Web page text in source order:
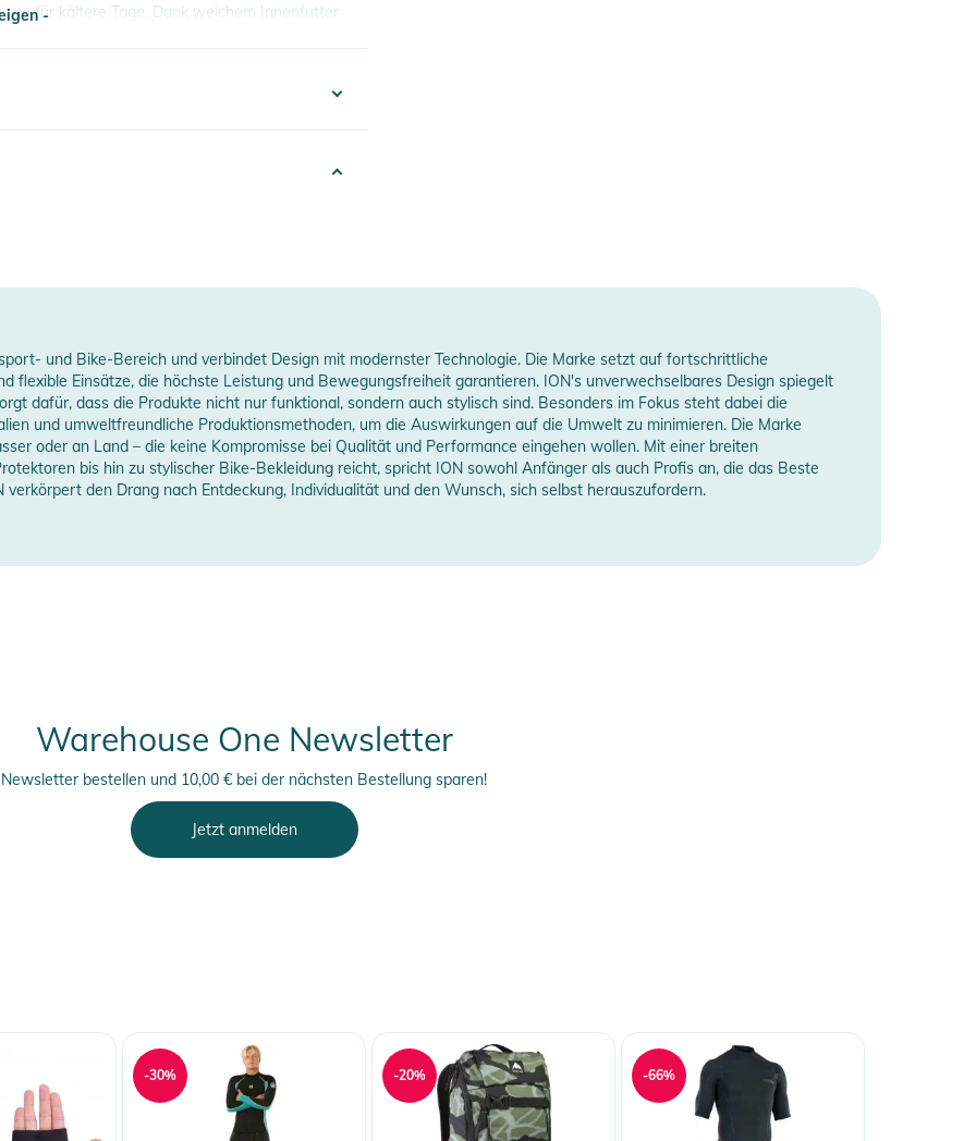
für kältere Tage. Dank weichem Innenfutter
-
mm
und Bike-Bereich und verbindet Design mit modernster Technologie. Die Marke setzt auf fortschrittliche
flexible Einsätze, die höchste Leistung und Bewegungsfreiheit garantieren. ION's unverwechselbares Design spiegelt
dafür, dass die Produkte nicht nur funktional, sondern auch stylisch sind. Besonders im Fokus steht dabei die
und umweltfreundliche Produktionsmethoden, um die Auswirkungen auf die Umwelt zu minimieren. Die Marke
oder an Land – die keine Kompromisse bei Qualität und Performance eingehen wollen. Mit einer breiten
bis hin zu stylischer Bike-Bekleidung reicht, spricht ION sowohl Anfänger als auch Profis an, die das Beste
den Drang nach Entdeckung, Individualität und den Wunsch, sich selbst herauszufordern.
Warehouse One Newsletter
Newsletter bestellen und 10,00 € bei der nächsten Bestellung sparen!
Jetzt anmelden
-30% -20% -66%